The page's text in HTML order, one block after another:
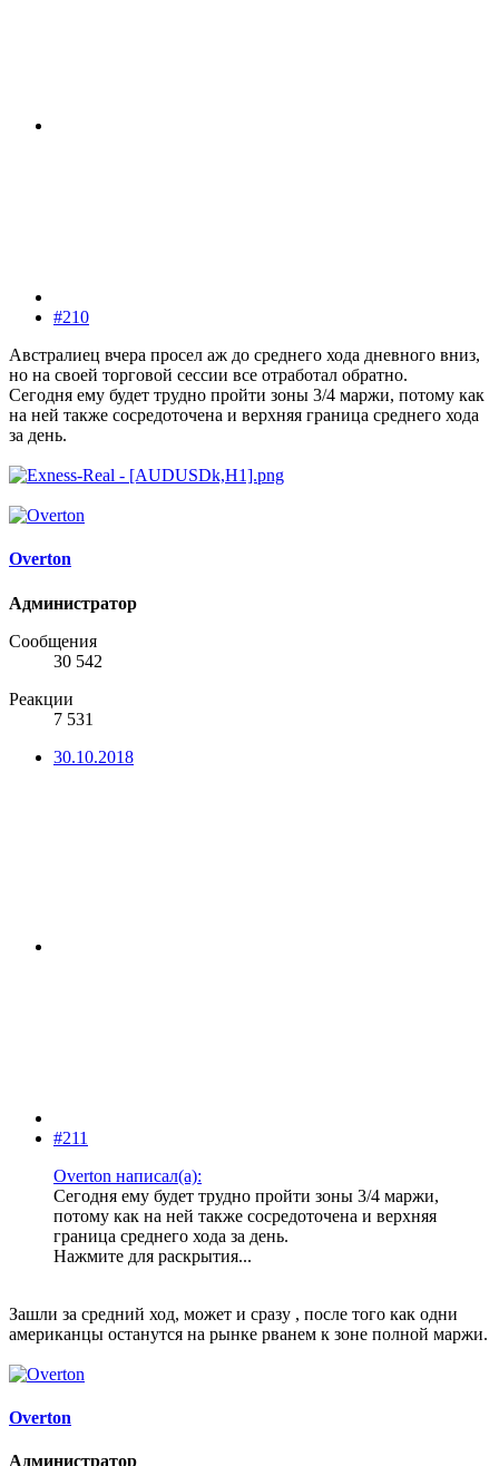
#210
Австралиец вчера просел аж до среднего хода дневного вниз,
но на своей торговой сессии все отработал обратно.
Сегодня ему будет трудно пройти зоны 3/4 маржи, потому как
на ней также сосредоточена и верхняя граница среднего хода
за день.
Overton
Администратор
Сообщения
30 542
Реакции
7 531
30.10.2018
#211
Overton написал(а):
Сегодня ему будет трудно пройти зоны 3/4 маржи,
потому как на ней также сосредоточена и верхняя
граница среднего хода за день.
Нажмите для раскрытия...
Зашли за средний ход, может и сразу , после того как одни
американцы останутся на рынке рванем к зоне полной маржи.
Overton
Администратор